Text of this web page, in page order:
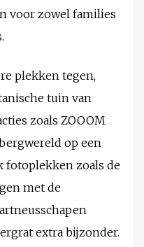
voor zowel families
plekken tegen,
tuin van
zoals ZOOOM
op een
fotoplekken zoals de
met de
extra bijzonder.